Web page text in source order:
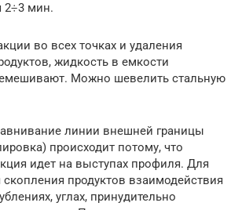
2÷3 мин.
во всех точках и удаления
жидкость в емкости
Можно шевелить стальную
линии внешней границы
происходит потому, что
идет на выступах профиля. Для
продуктов взаимодействия
углах, принудительно